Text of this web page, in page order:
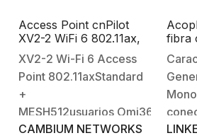
Access Point cnPilot
XV2-2 WiFi 6 802.11ax,
doble banda, seguridad
de acceso WPA3,
Políticas de control de
aplicaciones, hasta 512
clientes, gestión desde
la nube
XV2-2 Wi-Fi 6 Access
Point 802.11axStandard
+
MESH512usuarios
cnMaestro o XMSXV2-2
CAMBIUM NETWORKS
fibra
SC/